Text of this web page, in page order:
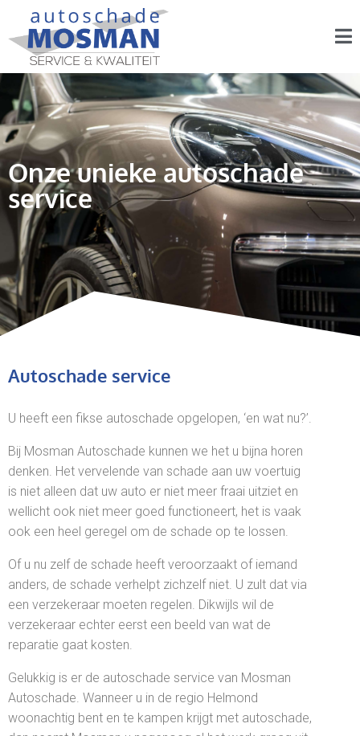
Onze unieke autoschade
service
Autoschade service
U heeft een fikse autoschade opgelopen, ‘en wat nu?’.
Bij Mosman Autoschade kunnen we het u bijna horen
denken. Het vervelende van schade aan uw voertuig
is niet alleen dat uw auto er niet meer fraai uitziet en
wellicht ook niet meer goed functioneert, het is vaak
ook een heel geregel om de schade op te lossen.
Of u nu zelf de schade heeft veroorzaakt of iemand
anders, de schade verhelpt zichzelf niet. U zult dat via
een verzekeraar moeten regelen. Dikwijls wil de
verzekeraar echter eerst een beeld van wat de
reparatie gaat kosten.
Gelukkig is er de autoschade service van Mosman
Autoschade. Wanneer u in de regio Helmond
woonachtig bent en te kampen krijgt met autoschade,